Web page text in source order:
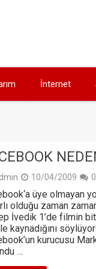
İnternet
10/04/2009 0
üye olmayan
olduğu zaman
İvedik 1’de filmin
kaynadığını
kurucusu
…